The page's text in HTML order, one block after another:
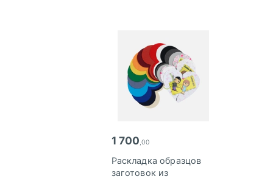
1 700,00
Раскладка образцов
заготовок из